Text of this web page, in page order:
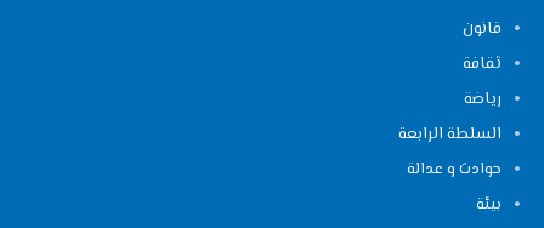
قانون
ثقافة
رياضة
السلطة الرابعة
حوادث و عدالة
بيئة